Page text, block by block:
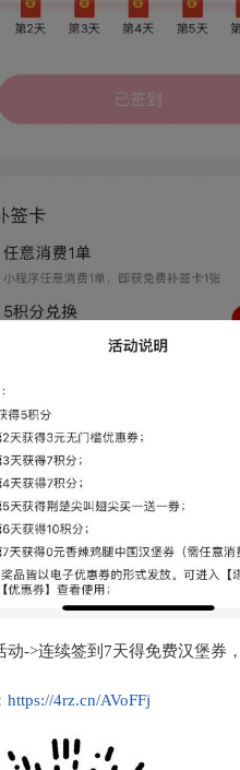
动->连续签到7天得免费汉堡券
https://4rz.cn/AVoFFj